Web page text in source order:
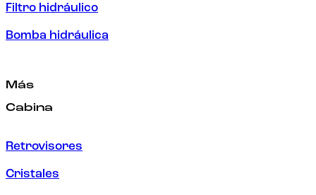
Filtro hidráulico
Bomba hidráulica
Más
Cabina
Retrovisores
Cristales